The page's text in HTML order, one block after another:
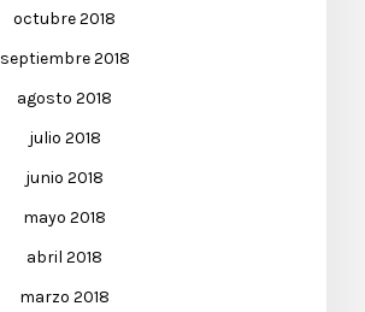
octubre 2018
septiembre 2018
agosto 2018
julio 2018
junio 2018
mayo 2018
abril 2018
marzo 2018